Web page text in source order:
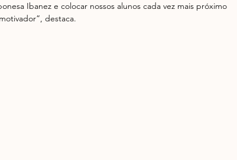
Ibanez e colocar nossos alunos cada vez mais próximo
destaca.